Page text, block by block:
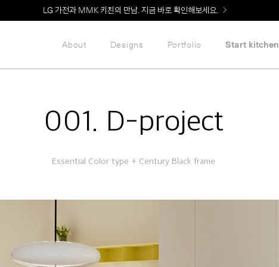
Welcome! 신규 회원가입 시 MMK Shop Coupon (총 60만원) 지급
About Designs Portfolio Start kitchen
001. D-project
Essential Color type + Century Black frame